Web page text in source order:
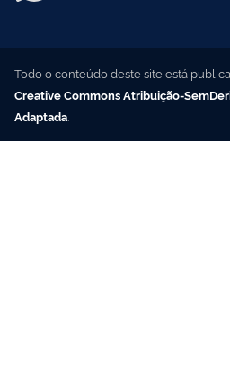
Todo o conteúdo deste site está
Creative Commons Atribuição-
Adaptada